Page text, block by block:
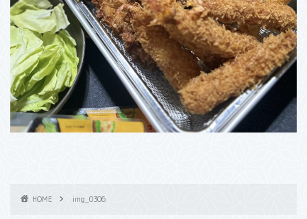
HOME img_0306